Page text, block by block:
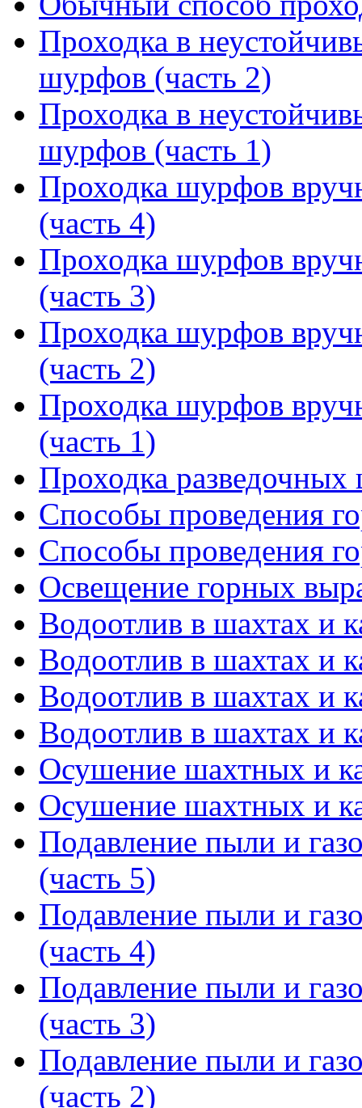
Проходка в
шурфов (часть 2)
Проходка в
шурфов (часть 1)
Проходка шурфов
(часть 4)
Проходка шурфов
(часть 3)
Проходка шурфов
(часть 2)
Проходка шурфов
(часть 1)
Проходка
Способы проведения
Способы проведения
Освещение горных
Водоотлив в шахтах и
Водоотлив в шахтах и
Водоотлив в шахтах и
Водоотлив в шахтах и
Осушение шахтных и
Осушение шахтных и
Подавление пыли и
(часть 5)
Подавление пыли и
(часть 4)
Подавление пыли и
(часть 3)
Подавление пыли и
(часть 2)